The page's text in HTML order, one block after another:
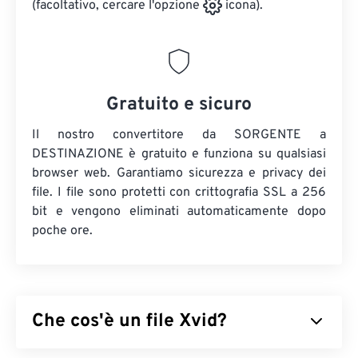
(facoltativo, cercare l'opzione icona).
Gratuito e sicuro
Il nostro convertitore da SORGENTE a
DESTINAZIONE è gratuito e funziona su qualsiasi
browser web. Garantiamo sicurezza e privacy dei
file. I file sono protetti con crittografia SSL a 256
bit e vengono eliminati automaticamente dopo
poche ore.
Che cos'è un file Xvid?